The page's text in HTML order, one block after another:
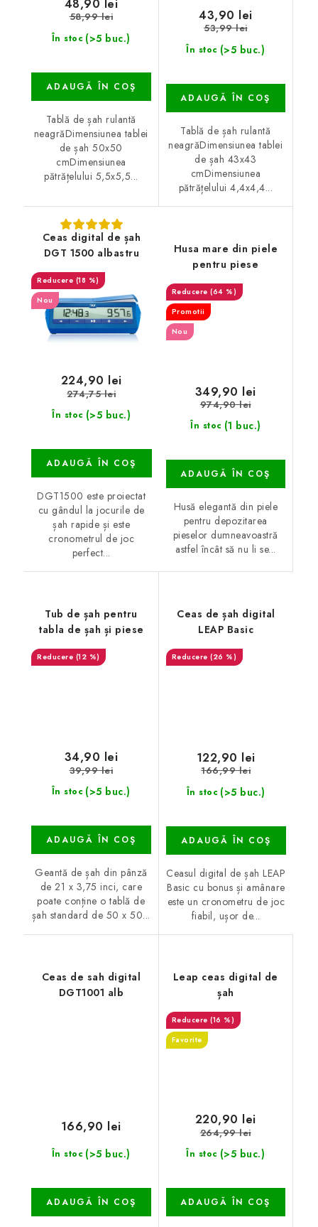
În stoc (>5 buc.)
48,90 lei
58,99 lei
ADAUGĂ ÎN COŞ
Tablă de șah rulantă
neagrăDimensiunea tablei
de șah 50x50
cmDimensiunea
pătrățelului 5,5x5,5...
În stoc (>5 buc.)
43,90 lei
53,99 lei
ADAUGĂ ÎN COŞ
Tablă de șah rulantă
neagrăDimensiunea tablei
de șah 43x43
cmDimensiunea
pătrățelului 4,4x4,4...
Ceas digital de șah
DGT 1500 albastru
(18 %)
Nou
În stoc (>5 buc.)
224,90 lei
274,75 lei
ADAUGĂ ÎN COŞ
DGT1500 este proiectat
cu gândul la jocurile de
șah rapide și este
cronometrul de joc
perfect...
Husa mare din piele
pentru piese
(64 %)
Promotii
Nou
În stoc (1 buc.)
349,90 lei
974,90 lei
ADAUGĂ ÎN COŞ
Husă elegantă din piele
pentru depozitarea
pieselor dumneavoastră
astfel încât să nu li se...
Tub de șah pentru
tabla de șah și piese
(12 %)
În stoc (>5 buc.)
34,90 lei
39,99 lei
ADAUGĂ ÎN COŞ
Geantă de șah din pânză
de 21 x 3,75 inci, care
poate conține o tablă de
șah standard de 50 x 50...
Ceas de șah digital
LEAP Basic
(26 %)
În stoc (>5 buc.)
122,90 lei
166,99 lei
ADAUGĂ ÎN COŞ
Ceasul digital de șah LEAP
Basic cu bonus și amânare
este un cronometru de joc
fiabil, ușor de...
Ceas de sah digital
DGT1001 alb
În stoc (>5 buc.)
166,90 lei
ADAUGĂ ÎN COŞ
Leap ceas digital de
șah
(16 %)
Favorite
În stoc (>5 buc.)
220,90 lei
264,99 lei
ADAUGĂ ÎN COŞ